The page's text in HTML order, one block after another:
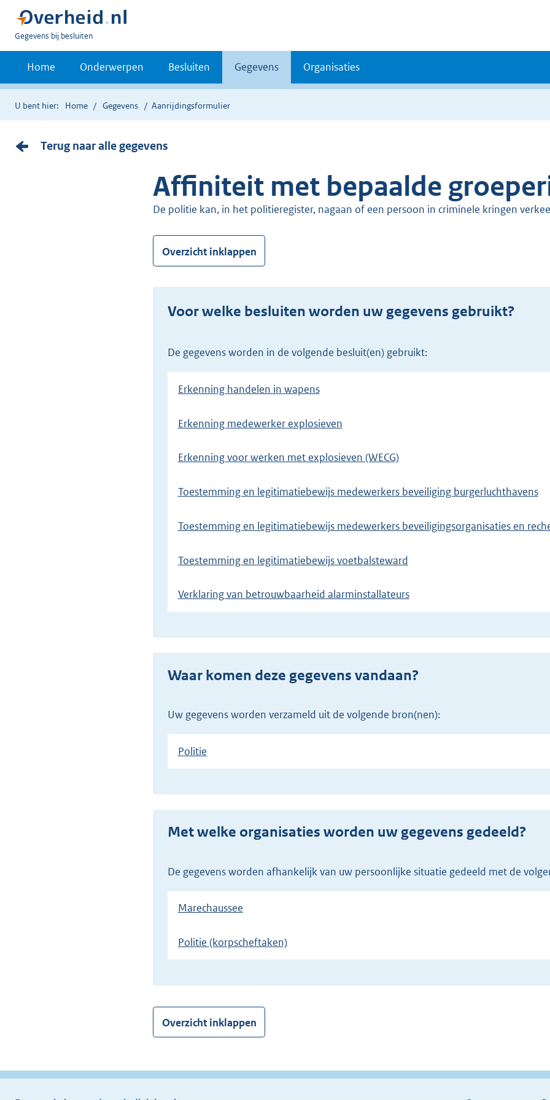
U
bent
Gegevens bij besluiten
Home Onderwerpen Besluiten Gegevens Organisaties
U bent hier: Home Gegevens Aanrijdingsformulier
Terug naar alle gegevens
Affiniteit met bepaalde
De politie kan, in het politieregister, nagaan of een persoon in criminele kringen
Overzicht inklappen
Voor welke besluiten worden uw gegevens gebruikt?
De gegevens worden in de volgende besluit(en) gebruikt:
Erkenning handelen in wapens
Erkenning medewerker explosieven
Erkenning voor werken met explosieven (WECG)
Toestemming en legitimatiebewijs medewerkers beveiliging burgerluchthavens
Toestemming en legitimatiebewijs medewerkers beveiligingsorganisaties en
Toestemming en legitimatiebewijs voetbalsteward
Verklaring van betrouwbaarheid alarminstallateurs
Waar komen deze gegevens vandaan?
Uw gegevens worden verzameld uit de volgende bron(nen):
Politie
Met welke organisaties worden uw gegevens gedeeld?
De gegevens worden afhankelijk van uw persoonlijke situatie gedeeld met de
Marechaussee
Politie (korpscheftaken)
Overzicht inklappen